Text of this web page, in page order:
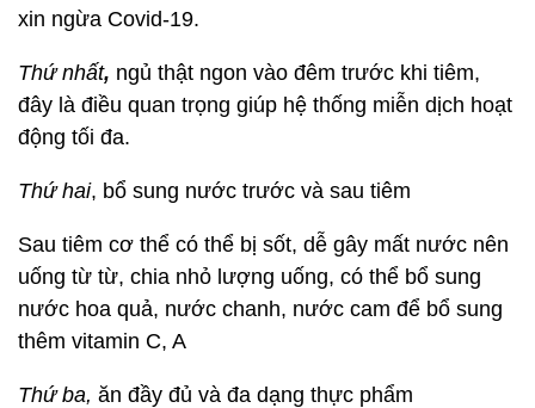
xin ngừa Covid-19.
Thứ nhất, ngủ thật ngon vào đêm trước khi tiêm,
đây là điều quan trọng giúp hệ thống miễn dịch hoạt
động tối đa.
Thứ hai, bổ sung nước trước và sau tiêm
Sau tiêm cơ thể có thể bị sốt, dễ gây mất nước nên
uống từ từ, chia nhỏ lượng uống, có thể bổ sung
nước hoa quả, nước chanh, nước cam để bổ sung
thêm vitamin C, A
Thứ ba, ăn đầy đủ và đa dạng thực phẩm